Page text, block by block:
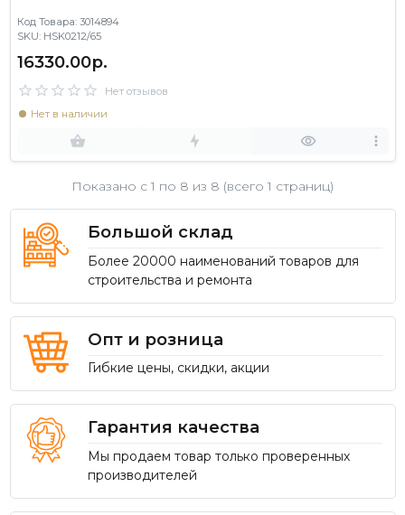
Код Товара: 3014894
SKU: HSK0212/65
16330.00р.
Нет отзывов
Нет в наличии
Показано с 1 по 8 из 8 (всего 1 страниц)
Большой склад
Более 20000 наименований товаров для
строительства и ремонта
Опт и розница
Гибкие цены, скидки, акции
Гарантия качества
Мы продаем товар только проверенных
производителей